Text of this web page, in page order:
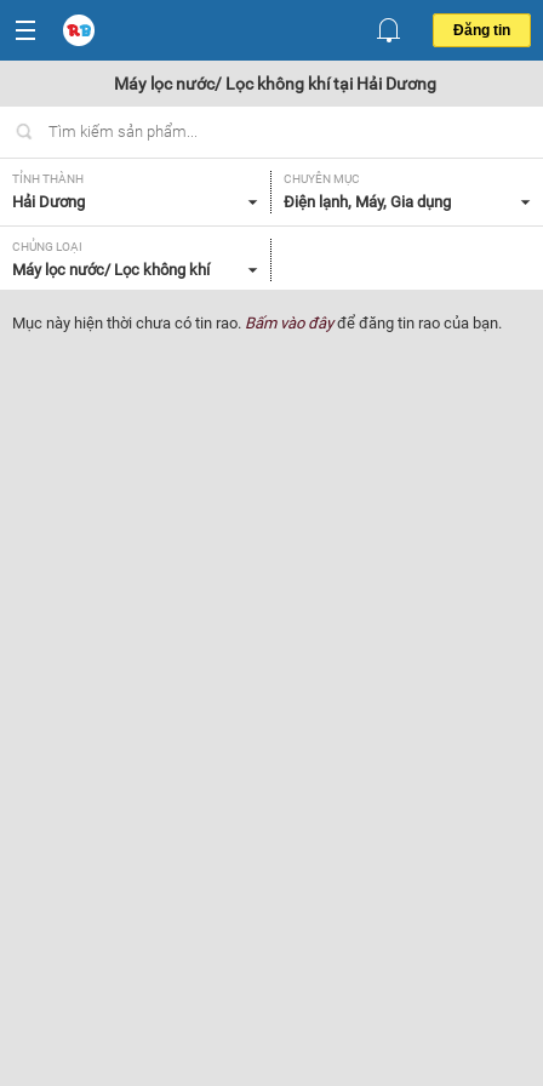
Đăng tin
Máy lọc nước/ Lọc không khí tại Hải Dương
TỈNH THÀNH
Hải Dương
CHUYÊN MỤC
Điện lạnh, Máy, Gia dụng
CHỦNG LOẠI
Máy lọc nước/ Lọc không khí
Mục này hiện thời chưa có tin rao. Bấm vào đâyđể đăng tin rao của bạn.